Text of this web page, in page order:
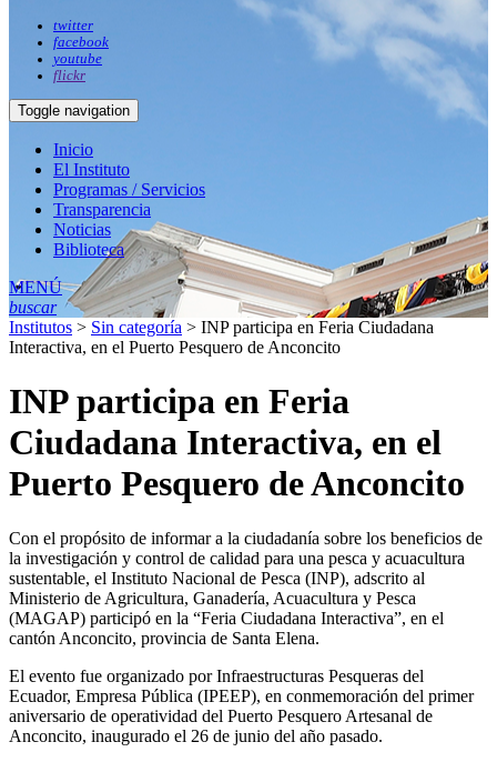
twitter
facebook
youtube
flickr
Toggle navigation
Inicio
El Instituto
Programas / Servicios
Transparencia
Noticias
Biblioteca
MENÚ
buscar
Institutos > Sin categoría > INP participa en Feria Ciudadana
Interactiva, en el Puerto Pesquero de Anconcito
INP participa en Feria
Ciudadana Interactiva, en el
Puerto Pesquero de Anconcito
Con el propósito de informar a la ciudadanía sobre los beneficios de
la investigación y control de calidad para una pesca y acuacultura
sustentable, el Instituto Nacional de Pesca (INP), adscrito al
Ministerio de Agricultura, Ganadería, Acuacultura y Pesca
(MAGAP) participó en la “Feria Ciudadana Interactiva”, en el
cantón Anconcito, provincia de Santa Elena.
El evento fue organizado por Infraestructuras Pesqueras del
Ecuador, Empresa Pública (IPEEP), en conmemoración del primer
aniversario de operatividad del Puerto Pesquero Artesanal de
Anconcito, inaugurado el 26 de junio del año pasado.